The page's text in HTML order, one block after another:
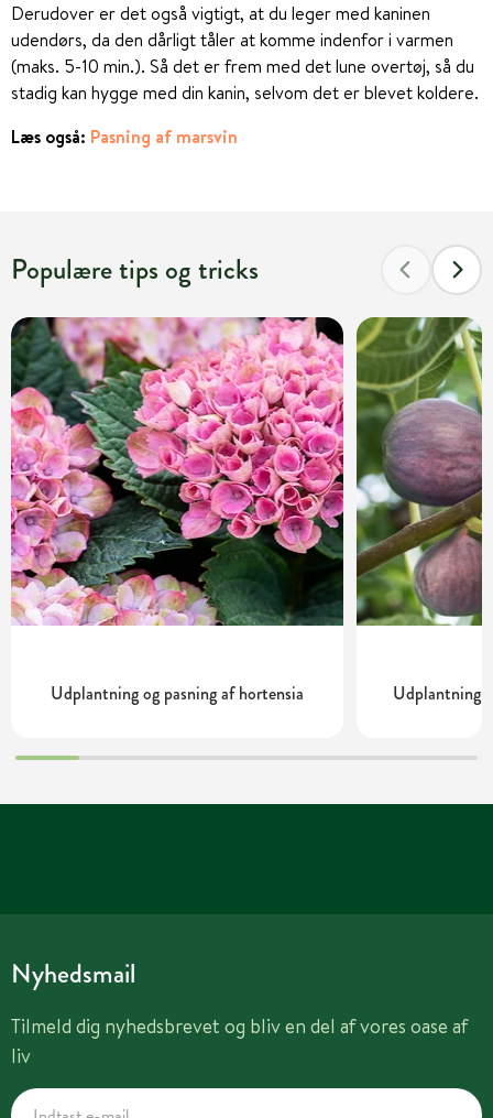
Derudover er det også vigtigt, at du leger med kaninen
udendørs, da den dårligt tåler at komme indenfor i varmen
(maks. 5-10 min.). Så det er frem med det lune overtøj, så du
stadig kan hygge med din kanin, selvom det er blevet koldere.
Læs også: Pasning af marsvin
Populære tips og tricks
Udplantning og pasning af hortensia Udplantning
Nyhedsmail
Tilmeld dig nyhedsbrevet og bliv en del af vores oase af
liv